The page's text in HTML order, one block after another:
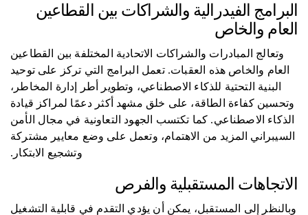
البرامج الفيدرالية والشراكات بين القطاعين
العام والخاص
وتعالج المبادرات والشراكات الاتحادية المختلفة بين القطاعين
العام والخاص هذه العقبات. تعمل البرامج التي تركز على توحيد
البنية التحتية للذكاء الاصطناعي، وتطوير أطر إدارة المخاطر،
وتحسين كفاءة الطاقة، على خلق مشهد أكثر دعمًا لمراكز قيادة
الذكاء الاصطناعي. كما تكتسب الجهود التعاونية في مجال الأمن
السيبراني المزيد من الاهتمام، وتعمل على وضع معايير مشتركة
وتشجيع الابتكار.
الاتجاهات المستقبلية والفرص
وبالنظر إلى المستقبل، يمكن أن يؤدي التقدم في قابلية التشغيل